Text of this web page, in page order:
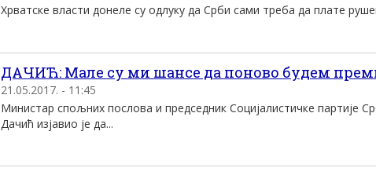
Хрватске власти донеле су одлуку да Срби сами треба да плате
ДАЧИЋ: Мале су ми шансе да поново будем
21.05.2017. - 11:45
Министар спољних послова и председник Социјалистичке партије
Дачић изјавио је да...